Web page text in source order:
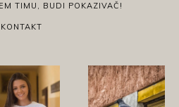
TIMU, BUDI POKAZIVAČ!
KONTAKT